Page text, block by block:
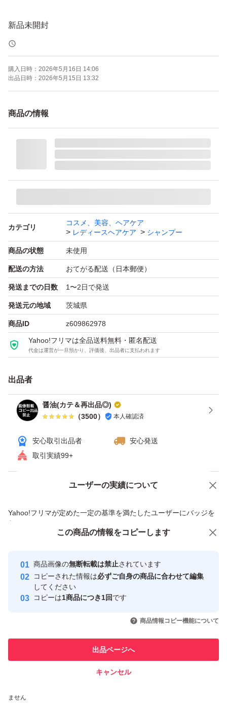
新品未開封
水濡れ防止をし、ゆうパケットポストmini(追跡有/匿名配
送)にて発送致します。
ラ・ヴィラ・ヴィータ リ・ヘア シャンプーS シャンプ
ー レフィル 詰め替え 詰替 300mL ラヴィラヴィー
タ ラヴィラ La ViLLA ViTA
ラヴィラヴィータ リヘア シャンプー S レフィル つめかえ
用 (300mL) 詰め替え用 ラヴィラヴィータ La Villa Vita
ブランド：ー
購入日時： 2026年5月16日 14:06
出品日時： 2026年5月15日 13:32
商品の情報
カテゴリ
コスメ、美容、ヘアケア
レディースヘアケア
シャンプー
商品の状態 未使用
配送の方法 おてがる配送（日本郵便）
発送までの日数 1〜2日で発送
発送元の地域 茨城県
商品ID z609862978
Yahoo!フリマは全品送料無料・匿名配送
代金は運営が一旦預かり、評価後、出品者に支払われます
出品者
醤油(カテ＆再出品◎)
（3500） 本人確認済
安心取引出品者
安心発送
取引実績99+
ユーザーの実績について
Yahoo!フリマが定めた一定の基準を満たしたユーザーにバッジを
付与しています
安心取引出品者
心・安全なユーザーです
取引実績
引を完了させた実績があります
での取引実績があります
ません
価格の相談 商品への質問
この商品の情報をコピーします
商品画像の無断転載は禁止されています
コピーされた情報は必ずご自身の商品に合わせて編集
してください
コピーは1商品につき1回です
商品情報コピー機能について
出品ページへ
キャンセル
この商品をみている人にオススメ